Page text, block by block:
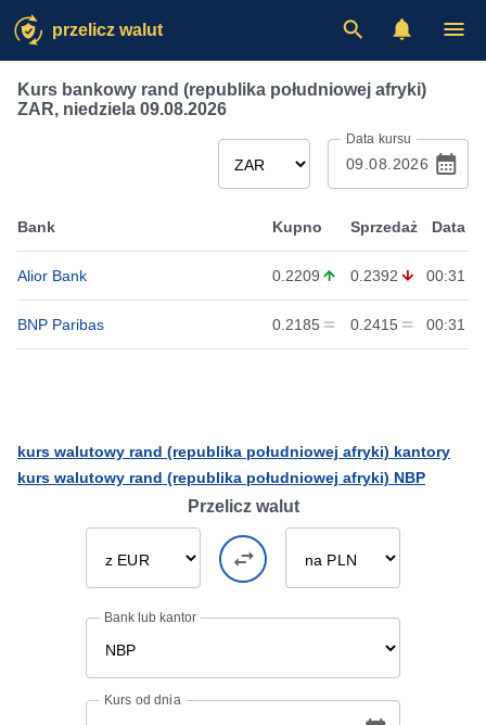
przelicz walut
Kurs bankowy rand (republika południowej afryki)
ZAR, niedziela 09.08.2026
Data kursu
Bank Kupno Sprzedaż Data
Alior Bank 0.2209 0.2392 00:31
BNP Paribas 0.2185 0.2415 00:31
kurs walutowy rand (republika południowej afryki) kantory
kurs walutowy rand (republika południowej afryki) NBP
Przelicz walut
Bank lub kantor
Kurs od dnia